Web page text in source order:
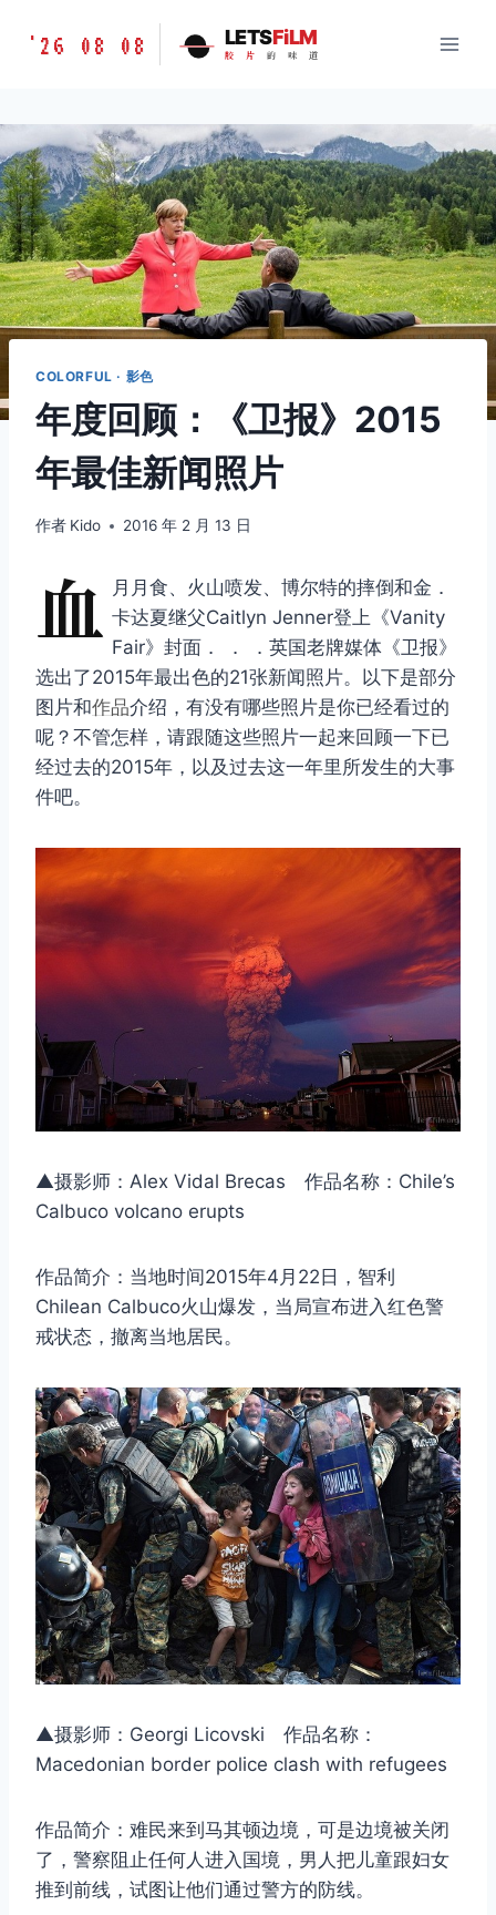
胶
味
道
LETSFILM
'26 08 08 LETSFiLM
胶 片 的 味 道
COLORFUL · 影色
年度回顾：《卫报》2015
年最佳新闻照片
作者 Kido 2016 年 2 月 13 日
血 月月食、火山喷发、博尔特的摔倒和金．
卡达夏继父Caitlyn Jenner登上《Vanity
Fair》封面． ． ．英国老牌媒体《卫报》
选出了2015年最出色的21张新闻照片。以下是部分
图片和作品介绍，有没有哪些照片是你已经看过的
呢？不管怎样，请跟随这些照片一起来回顾一下已
经过去的2015年，以及过去这一年里所发生的大事
件吧。
▲摄影师：Alex Vidal Brecas 作品名称：Chile’s
Calbuco volcano erupts
作品简介：当地时间2015年4月22日，智利
Chilean Calbuco火山爆发，当局宣布进入红色警
戒状态，撤离当地居民。
▲摄影师：Georgi Licovski 作品名称：
Macedonian border police clash with refugees
作品简介：难民来到马其顿边境，可是边境被关闭
了，警察阻止任何人进入国境，男人把儿童跟妇女
推到前线，试图让他们通过警方的防线。